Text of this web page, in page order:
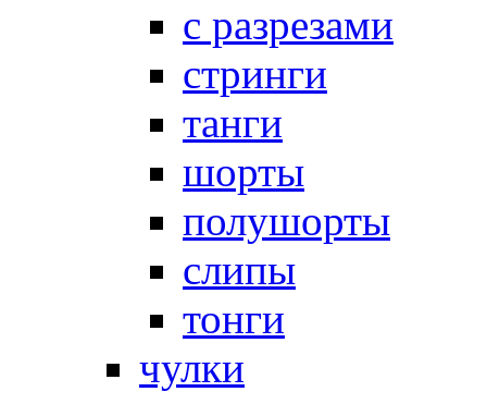
с разрезами
стринги
танги
шорты
полушорты
слипы
тонги
чулки